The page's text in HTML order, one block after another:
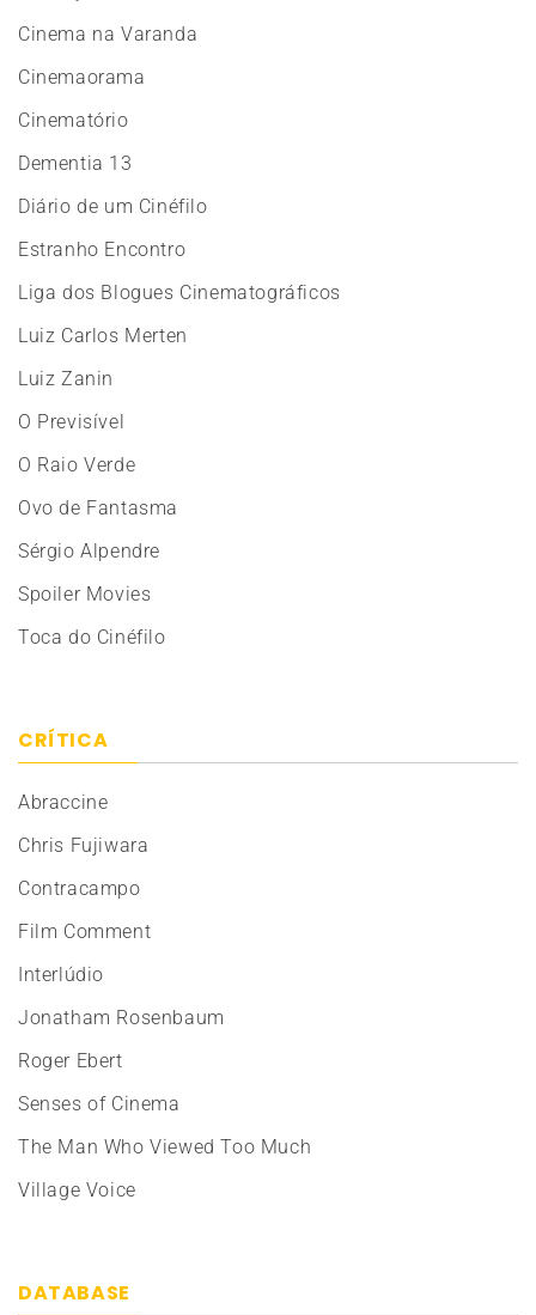
Cinema na Varanda
Cinemaorama
Cinematório
Dementia 13
Diário de um Cinéfilo
Estranho Encontro
Liga dos Blogues Cinematográficos
Luiz Carlos Merten
Luiz Zanin
O Previsível
O Raio Verde
Ovo de Fantasma
Sérgio Alpendre
Spoiler Movies
Toca do Cinéfilo
CRÍTICA
Abraccine
Chris Fujiwara
Contracampo
Film Comment
Interlúdio
Jonatham Rosenbaum
Roger Ebert
Senses of Cinema
The Man Who Viewed Too Much
Village Voice
DATABASE